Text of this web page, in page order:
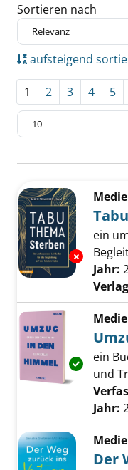
Sortieren nach
aufsteigend
1 2 3 4 5
Zu den Suchfiltern
ein
Jahr:
ein
und
Jahr:
Der